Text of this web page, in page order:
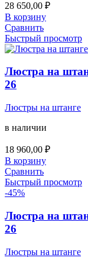
28 650,00 ₽
В корзину
Сравнить
Быстрый просмотр
Люстра на
26
Люстры на штанге
в наличии
18 960,00 ₽
В корзину
Сравнить
Быстрый просмотр
-45%
Люстра на
26
Люстры на штанге